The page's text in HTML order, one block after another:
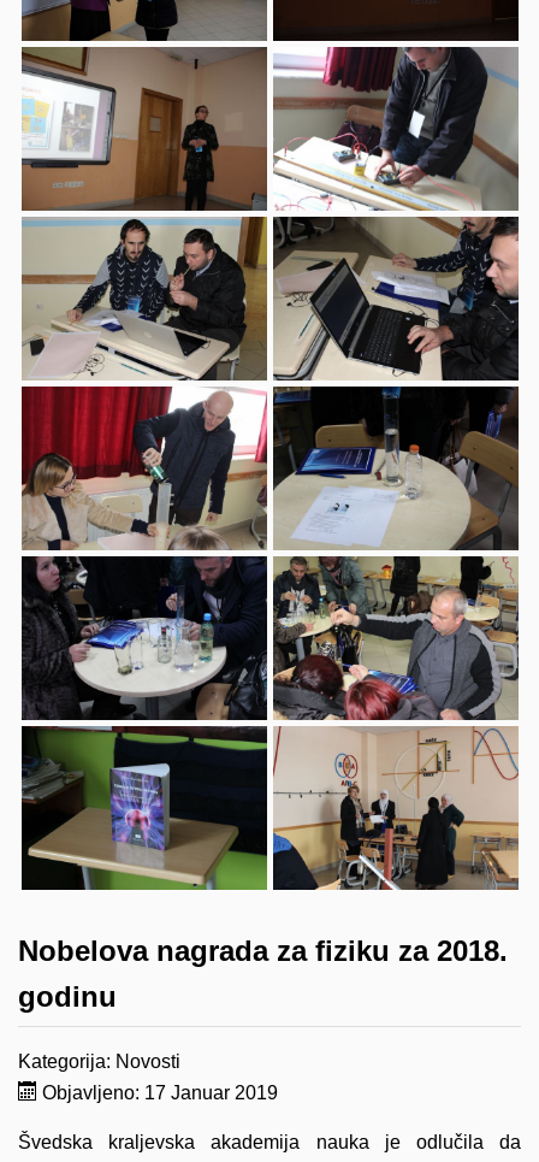
Nobelova nagrada za fiziku za 2018.
godinu
Kategorija: Novosti
Objavljeno: 17 Januar 2019
Švedska kraljevska akademija nauka je odlučila da